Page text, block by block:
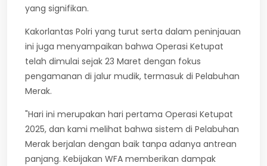
yang signifikan.
Kakorlantas Polri yang turut serta dalam peninjauan
ini juga menyampaikan bahwa Operasi Ketupat
telah dimulai sejak 23 Maret dengan fokus
pengamanan di jalur mudik, termasuk di Pelabuhan
Merak.
"Hari ini merupakan hari pertama Operasi Ketupat
2025, dan kami melihat bahwa sistem di Pelabuhan
Merak berjalan dengan baik tanpa adanya antrean
panjang. Kebijakan WFA memberikan dampak